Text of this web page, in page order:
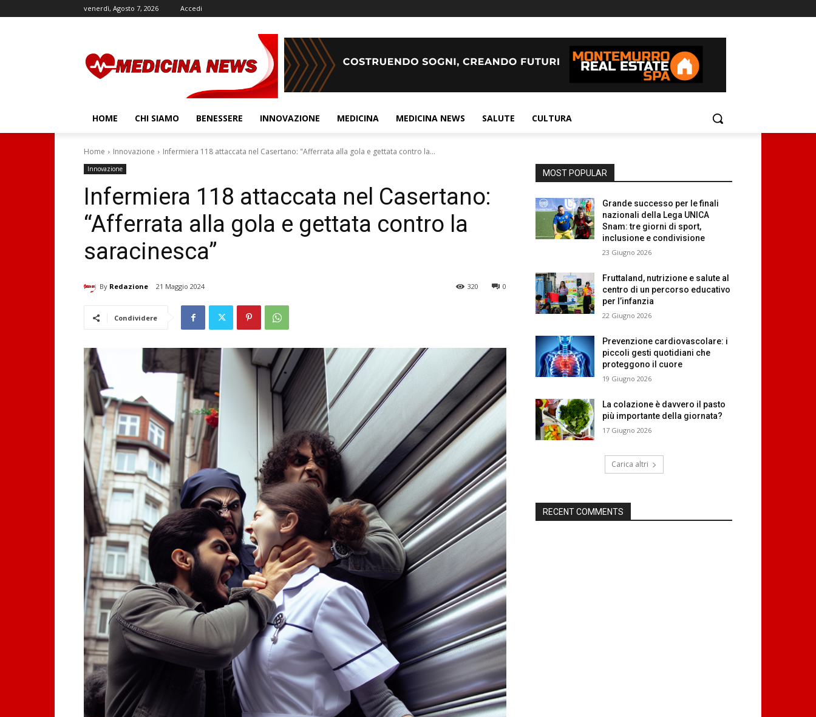
venerdì, Agosto 7, 2026 Accedi
HOME CHI SIAMO BENESSERE INNOVAZIONE MEDICINA MEDICINA NEWS SALUTE CULTURA
Home Innovazione Infermiera 118 attaccata nel Casertano: "Afferrata alla gola e gettata contro la...
Innovazione
Infermiera 118 attaccata nel Casertano:
“Afferrata alla gola e gettata contro la
saracinesca”
By Redazione 21 Maggio 2024 0
320
Condividere
MOST POPULAR
Grande successo per le finali
nazionali della Lega UNICA
Snam: tre giorni di sport,
inclusione e condivisione
23 Giugno 2026
Fruttaland, nutrizione e salute al
centro di un percorso educativo
per l’infanzia
22 Giugno 2026
Prevenzione cardiovascolare: i
piccoli gesti quotidiani che
proteggono il cuore
19 Giugno 2026
La colazione è davvero il pasto
più importante della giornata?
17 Giugno 2026
Carica altri
RECENT COMMENTS